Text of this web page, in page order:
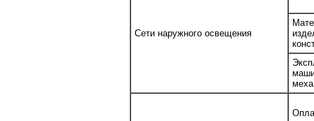
Сети наружного освещения